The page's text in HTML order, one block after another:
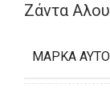
Ζάντα
ΜΆΡΚΑ